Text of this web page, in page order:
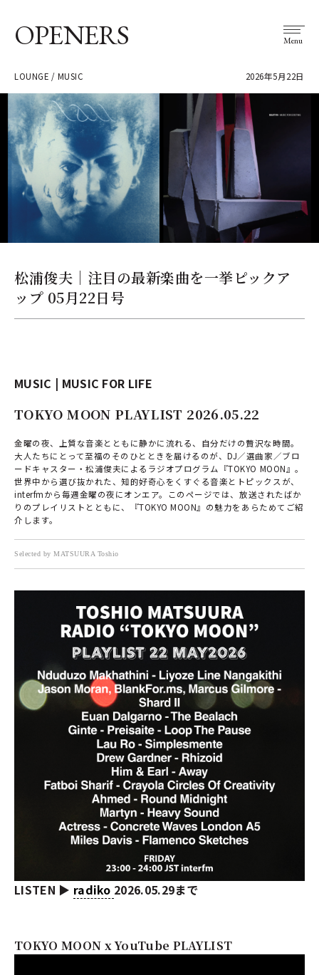
OPENERS Menu
LOUNGE / MUSIC 2026年5月22日
松浦俊夫｜注目の最新楽曲を一挙ピックア
ップ 05月22日号
MUSIC | MUSIC FOR LIFE
TOKYO MOON PLAYLIST 2026.05.22
金曜の夜、上質な音楽とともに静かに流れる、自分だけの贅沢な時間。
大人たちにとって至福のそのひとときを届けるのが、DJ／選曲家／ブロ
ードキャスター・松浦俊夫によるラジオプログラム『TOKYO MOON』。
世界中から選び抜かれた、知的好奇心をくすぐる音楽とトピックスが、
interfmから毎週金曜の夜にオンエア。このページでは、放送されたばか
りのプレイリストとともに、『TOKYO MOON』の魅力をあらためてご紹
介します。
Selected by MATSUURA Toshio
LISTEN ▶︎ radiko 2026.05.29まで
TOKYO MOON x YouTube PLAYLIST